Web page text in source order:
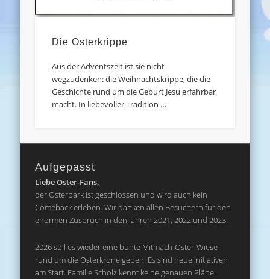
Die Osterkrippe
Aus der Adventszeit ist sie nicht
wegzudenken: die Weihnachtskrippe, die die
Geschichte rund um die Geburt Jesu erfahrbar
macht. In liebevoller Tradition …
Aufgepasst
Liebe Oster-Fans,
der Osterpark ist geschlossen und wird auch kein
Comeback erleben. Wir danken allen Besuchern für den
enormen Zuspruch in den Jahren 2021, 2022 und 2023.
2026 soll es wieder eine bunte Mitmach-Oster-Wiese
rund um die Osterkrone geben. Es sind neue Initiativen
am Start. Familie Scholz kennt keine genauen Pläne.